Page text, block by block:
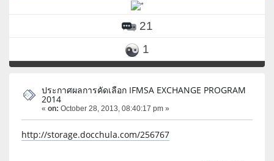
21
1
ประกาศผลการคัดเลือก IFMSA EXCHANGE PROGRAM
2014
« on: October 28, 2013, 08:40:17 pm »
http://storage.docchula.com/256767